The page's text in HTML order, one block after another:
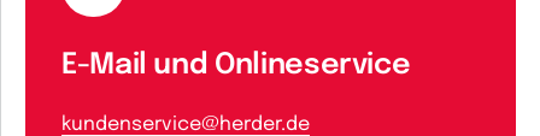
E-Mail und Onlineservice
kundenservice@herder.de